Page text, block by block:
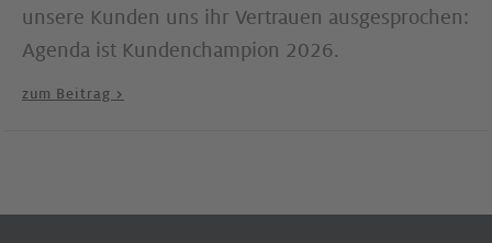
unsere Kunden uns ihr Vertrauen ausgesprochen:
Agenda ist Kundenchampion 2026.
zum Beitrag >